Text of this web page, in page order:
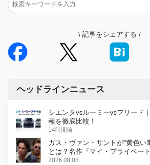
\ 記事をシェアする /
ヘッドラインニュース
シエンタvsルーミーvsフリード
種を徹底比較！
14時間前
ガス・ヴァン・サントが“黄色い
とは？名作『マイ・プライベー
初のデジタルリマスター版で復活
2026.08.08